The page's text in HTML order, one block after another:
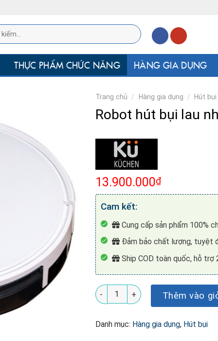
THỰC PHẨM CHỨC NĂNG HÀNG GIA DỤNG
Trang chủ / Hàng gia dụng / Hút bụi
Robot hút bụi lau
13.900.000₫
Cam kết:
Cung cấp sản phẩm 100%
Đảm bảo chất lượng, tuyệt
Ship COD toàn quốc, hỗ trợ
Robot hút bụi lau nhà KUchen KU
Thêm vào
Danh mục: Hàng gia dụng, Hút bụi